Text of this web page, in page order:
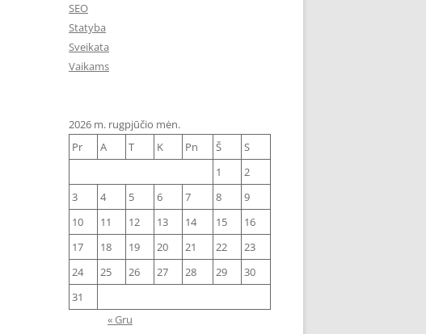
SEO
Statyba
Sveikata
Vaikams
2026 m. rugpjūčio mėn.
Pr
A T K Pn Š
S
1
2
3
4 5 6 7 8
9
10
11 12 13 14 15
16
17
18 19 20 21 22
23
24
25 26 27 28 29
30
31
« Gru